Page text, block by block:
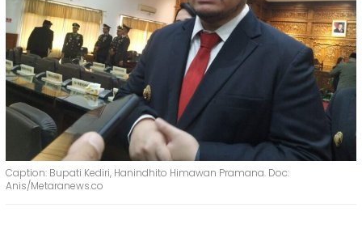
Caption: Bupati Kediri, Hanindhito Himawan Pramana. Doc:
Anis/Metaranews.co